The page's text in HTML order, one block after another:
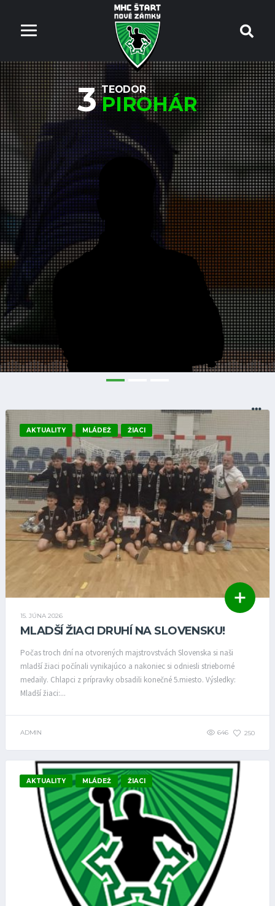
3 TEODOR
PIROHÁR
AKTUALITY MLÁDEŽ ŽIACI
15. JÚNA 2026
MLADŠÍ ŽIACI DRUHÍ NA SLOVENSKU!
Počas troch dní na otvorených majstrovstvách Slovenska si naši
mladší žiaci počínali vynikajúco a nakoniec si odniesli strieborné
medaily. Chlapci z prípravky obsadili konečné 5.miesto. Výsledky:
Mladší žiaci:...
ADMIN 646 250
AKTUALITY MLÁDEŽ ŽIACI